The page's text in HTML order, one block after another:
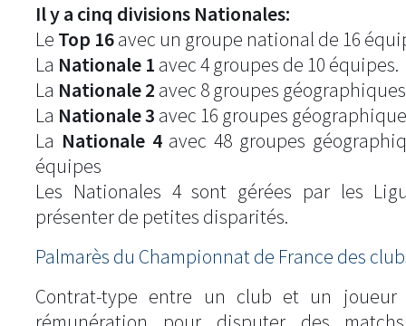
Il y a cinq divisions Nationales:
Le Top 16avec un groupe national de 16
La Nationale 1 avec 4 groupes de 10 équipes.
La Nationale 2 avec 8 groupes
La Nationale 3 avec 16 groupes
La Nationale 4avec 48 groupes
équipes
Les Nationales 4 sont gérées par les
présenter de petites disparités.
Palmarès du Championnat de France des
Contrat-type entre un club et un joueur